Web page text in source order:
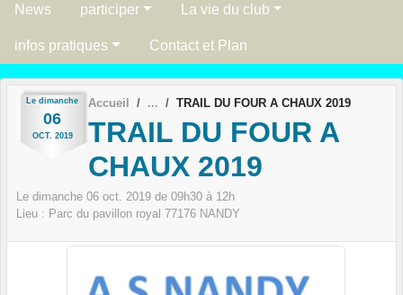
News participer La vie du club
infos pratiques Contact et Plan
Le dimanche
06
OCT. 2019
Accueil TRAIL DU FOUR A CHAUX 2019
TRAIL DU FOUR A
CHAUX 2019
Le dimanche 06 oct. 2019 de 09h30 à 12h
Lieu : Parc du pavillon royal 77176 NANDY